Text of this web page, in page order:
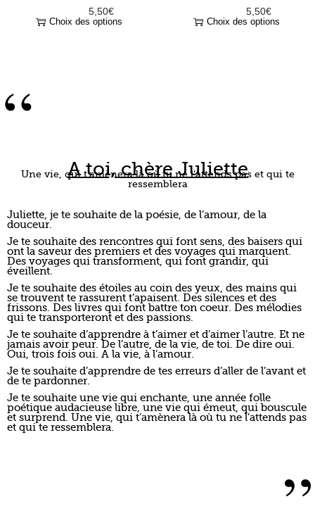
5,50€
Choix des options
5,50€
Choix des options
A toi, chère Juliette
Une vie, qui t’amènera là où tu ne l’attends pas et qui te
ressemblera
“
Juliette, je te souhaite de la poésie, de l’amour, de la
douceur.
Je te souhaite des rencontres qui font sens, des baisers qui
ont la saveur des premiers et des voyages qui marquent.
Des voyages qui transforment, qui font grandir, qui
éveillent.
Je te souhaite des étoiles au coin des yeux, des mains qui
se trouvent te rassurent t’apaisent. Des silences et des
frissons. Des livres qui font battre ton coeur. Des mélodies
qui te transporteront et des passions.
Je te souhaite d’apprendre à t’aimer et d’aimer l’autre. Et ne
jamais avoir peur. De l’autre, de la vie, de toi. De dire oui.
Oui, trois fois oui. A la vie, à l’amour.
Je te souhaite d’apprendre de tes erreurs d’aller de l’avant et
de te pardonner.
Je te souhaite une vie qui enchante, une année folle
poétique audacieuse libre, une vie qui émeut, qui bouscule
et surprend. Une vie, qui t’amènera là où tu ne l’attends pas
et qui te ressemblera.
”